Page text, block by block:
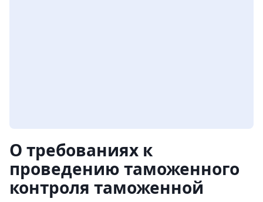
О требованиях к
проведению таможенного
контроля таможенной